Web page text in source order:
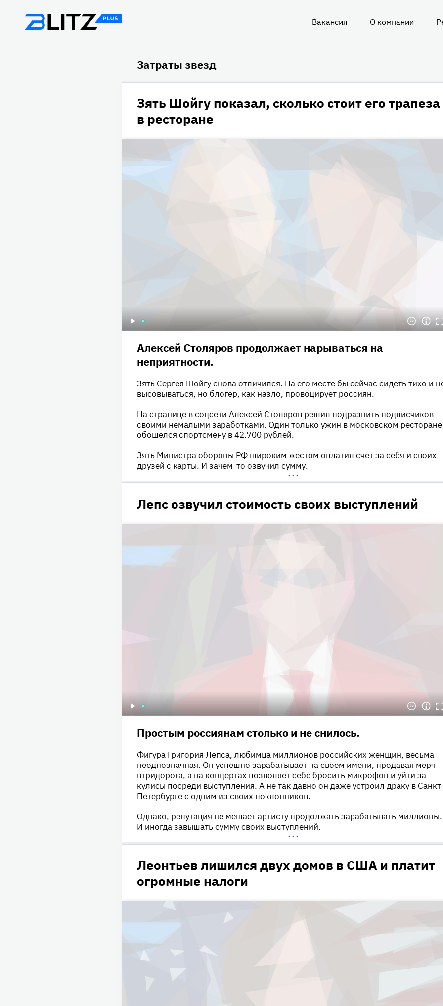
Вакансия О компании
Затраты звезд
Зять Шойгу показал, сколько стоит его трапеза
в ресторане
Алексей Столяров продолжает нарываться на
неприятности.
Зять Сергея Шойгу снова отличился. На его месте бы сейчас сидеть тихо и
высовываться, но блогер, как назло, провоцирует россиян.
На странице в соцсети Алексей Столяров решил подразнить подписчиков
своими немалыми заработками. Один только ужин в московском ресторане
обошелся спортсмену в 42.700 рублей.
Зять Министра обороны РФ широким жестом оплатил счет за себя и своих
друзей с карты. И зачем-то озвучил сумму.
•••
Лепс озвучил стоимость своих выступлений
Простым россиянам столько и не снилось.
Фигура Григория Лепса, любимца миллионов российских женщин, весьма
неоднозначная. Он успешно зарабатывает на своем имени, продавая мерч
втридорога, а на концертах позволяет себе бросить микрофон и уйти за
кулисы посреди выступления. А не так давно он даже устроил драку в
Петербурге с одним из своих поклонников.
Однако, репутация не мешает артисту продолжать зарабатывать миллионы.
И иногда завышать сумму своих выступлений.
•••
Леонтьев лишился двух домов в США и платит
огромные налоги